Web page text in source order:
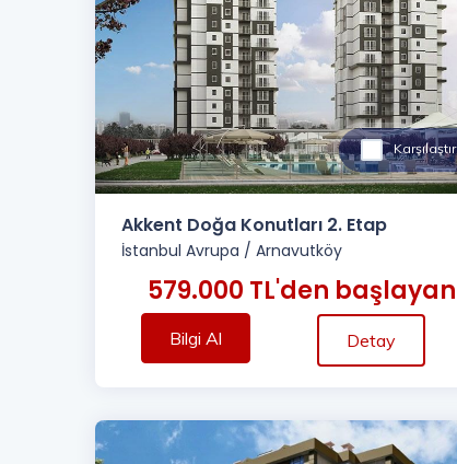
Karşılaştır
Akkent Doğa Konutları 2. Etap
İstanbul Avrupa / Arnavutköy
579.000 TL'den başlayan
Bilgi Al Detay